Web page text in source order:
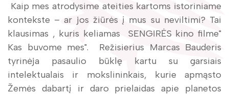
Kaip mes atrodysime ateities kartoms istoriniame
kontekste – ar jos žiūrės į mus su neviltimi? Tai
klausimas , kuris keliamas SENGIRĖS kino filme"
Kas buvome mes". Režisierius Marcas Bauderis
tyrinėja pasaulio būklę kartu su garsiais
intelektualais ir mokslininkais, kurie apmąsto
Žemės dabartį ir daro prielaidas apie planetos